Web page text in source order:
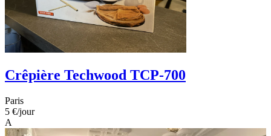
Crêpière Techwood TCP-700
Paris
5 €/jour
A